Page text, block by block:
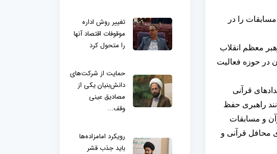
را در
معظم انقلاب
در حوزه فعالیت
قرآنی
راهبری حفظ
و مسابقات
محافل قرآنی و
تغییر روش اداره
موقوفات اقتصاد آنها
را متحول کرد
حمایت از شرکت‌های
دانش‌بنیان یکی از
مصادیق عینی
وقف...
رویکرد امامزاده‌ها
باید جذب قشر